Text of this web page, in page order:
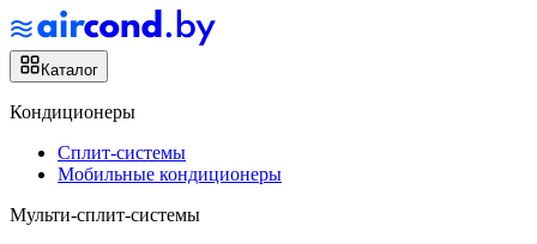
Каталог
Кондиционеры
Сплит-системы
Мобильные кондиционеры
Мульти-сплит-системы